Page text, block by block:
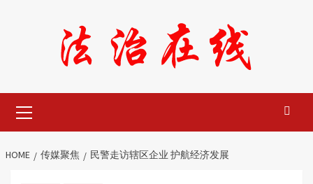
Menu
HOME 传媒聚焦 民警走访辖区企业 护航经济发展